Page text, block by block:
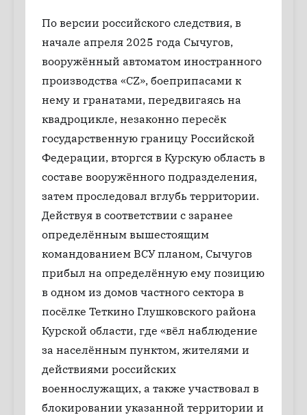
По версии российского следствия, в
начале апреля 2025 года Сычугов,
вооружённый автоматом иностранного
производства «CZ», боеприпасами к
нему и гранатами, передвигаясь на
квадроцикле, незаконно пересёк
государственную границу Российской
Федерации, вторгся в Курскую область в
составе вооружённого подразделения,
затем проследовал вглубь территории.
Действуя в соответствии с заранее
определённым вышестоящим
командованием ВСУ планом, Сычугов
прибыл на определённую ему позицию
в одном из домов частного сектора в
посёлке Теткино Глушковского района
Курской области, где «вёл наблюдение
за населённым пунктом, жителями и
действиями российских
военнослужащих, а также участвовал в
блокировании указанной территории и